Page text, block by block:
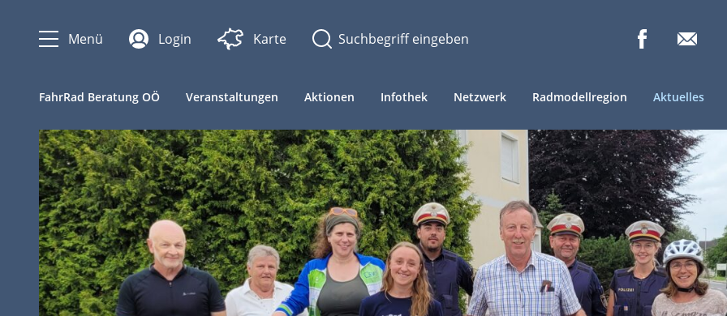
Menü Login Karte
FahrRad Beratung OÖ Veranstaltungen Aktionen Infothek Netzwerk Radmodellregion Aktuelles